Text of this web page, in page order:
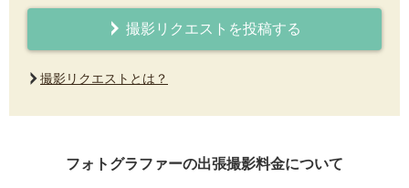
撮影リクエストを投稿する
撮影リクエストとは？
フォトグラファーの出張撮影料金について